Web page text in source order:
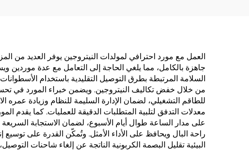
العمل مع مورد احترافي لمولدات النيتروجين يوفر العديد من
جاهزة بالكامل، مما يلغي الحاجة إلى التعامل مع عدة موردين
من خلال خفض تكاليف النيتروجين. ويضمن خبراء المورد في
للطاقم التشغيلي، لضمان الإدارة السليمة للنظام وزيادة عمره
معدلات التدفق لتلبية المتطلبات الدقيقة للعمليات. كما
على مدار الساعة طوال أيام الأسبوع، لضمان الاستجابة
راحة البال ويحافظ على الأداء الأمثل. وتُمكّن القدرة على
البيئية تقليل البصمة الكربونية الناتجة عن إلغاء شاحنات